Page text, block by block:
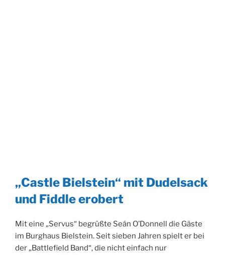
„Castle Bielstein“ mit Dudelsack
und Fiddle erobert
Mit eine „Servus“ begrüßte Seán O’Donnell die Gäste
im Burghaus Bielstein. Seit sieben Jahren spielt er bei
der „Battlefield Band“, die nicht einfach nur